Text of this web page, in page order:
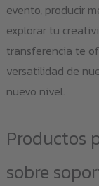
evento, producir
explorar tu
transferencia te
versatilidad de
nuevo nivel.
Productos
sobre